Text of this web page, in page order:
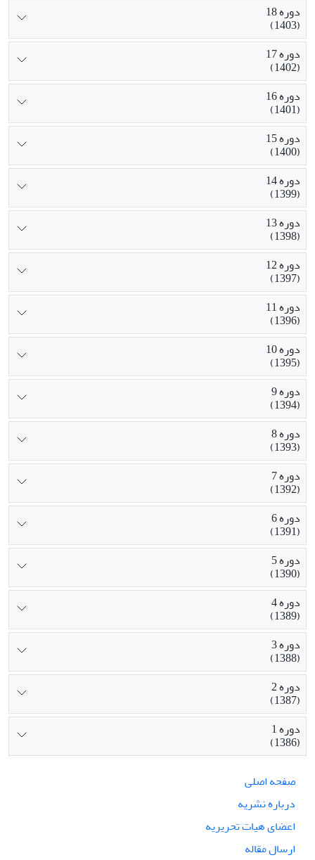
دوره 18
(1403)
دوره 17
(1402)
دوره 16
(1401)
دوره 15
(1400)
دوره 14
(1399)
دوره 13
(1398)
دوره 12
(1397)
دوره 11
(1396)
دوره 10
(1395)
دوره 9
(1394)
دوره 8
(1393)
دوره 7
(1392)
دوره 6
(1391)
دوره 5
(1390)
دوره 4
(1389)
دوره 3
(1388)
دوره 2
(1387)
دوره 1
(1386)
صفحه اصلی
درباره نشریه
اعضای هیات تحریریه
ارسال مقاله